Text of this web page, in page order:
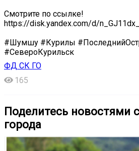
Смотрите по ссылке!
https://disk.yandex.com/d/
#Шумшу #Курилы
#СевероКурильск
ФД СК ГО
165
Поделитесь новостями
города